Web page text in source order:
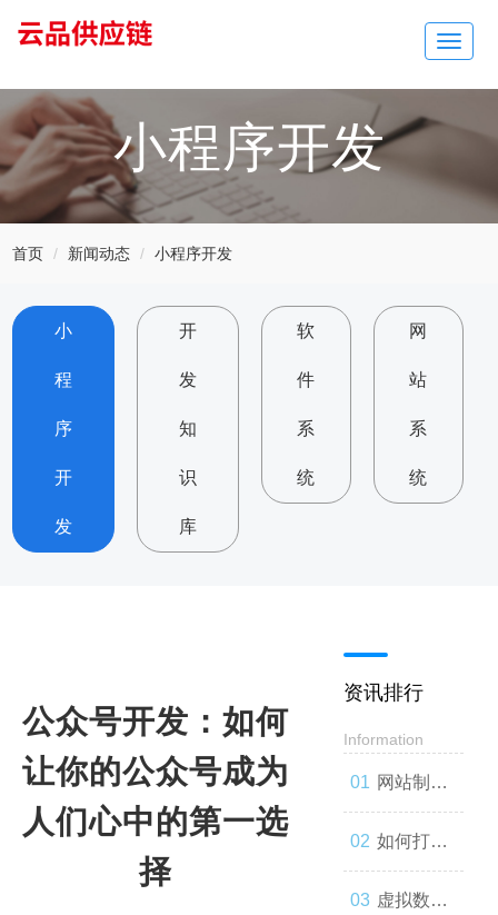
Toggle
小程序开发
首页 新闻动态 小程序开发
小
程
序
开
发
开
发
知
识
库
软
件
系
统
网
站
系
统
公众号开发：如何
让你的公众号成为
人们心中的第一选
择
资讯排行
Information
网站制
作：让你
的品牌与
如何打造
一款高效
虚拟数字